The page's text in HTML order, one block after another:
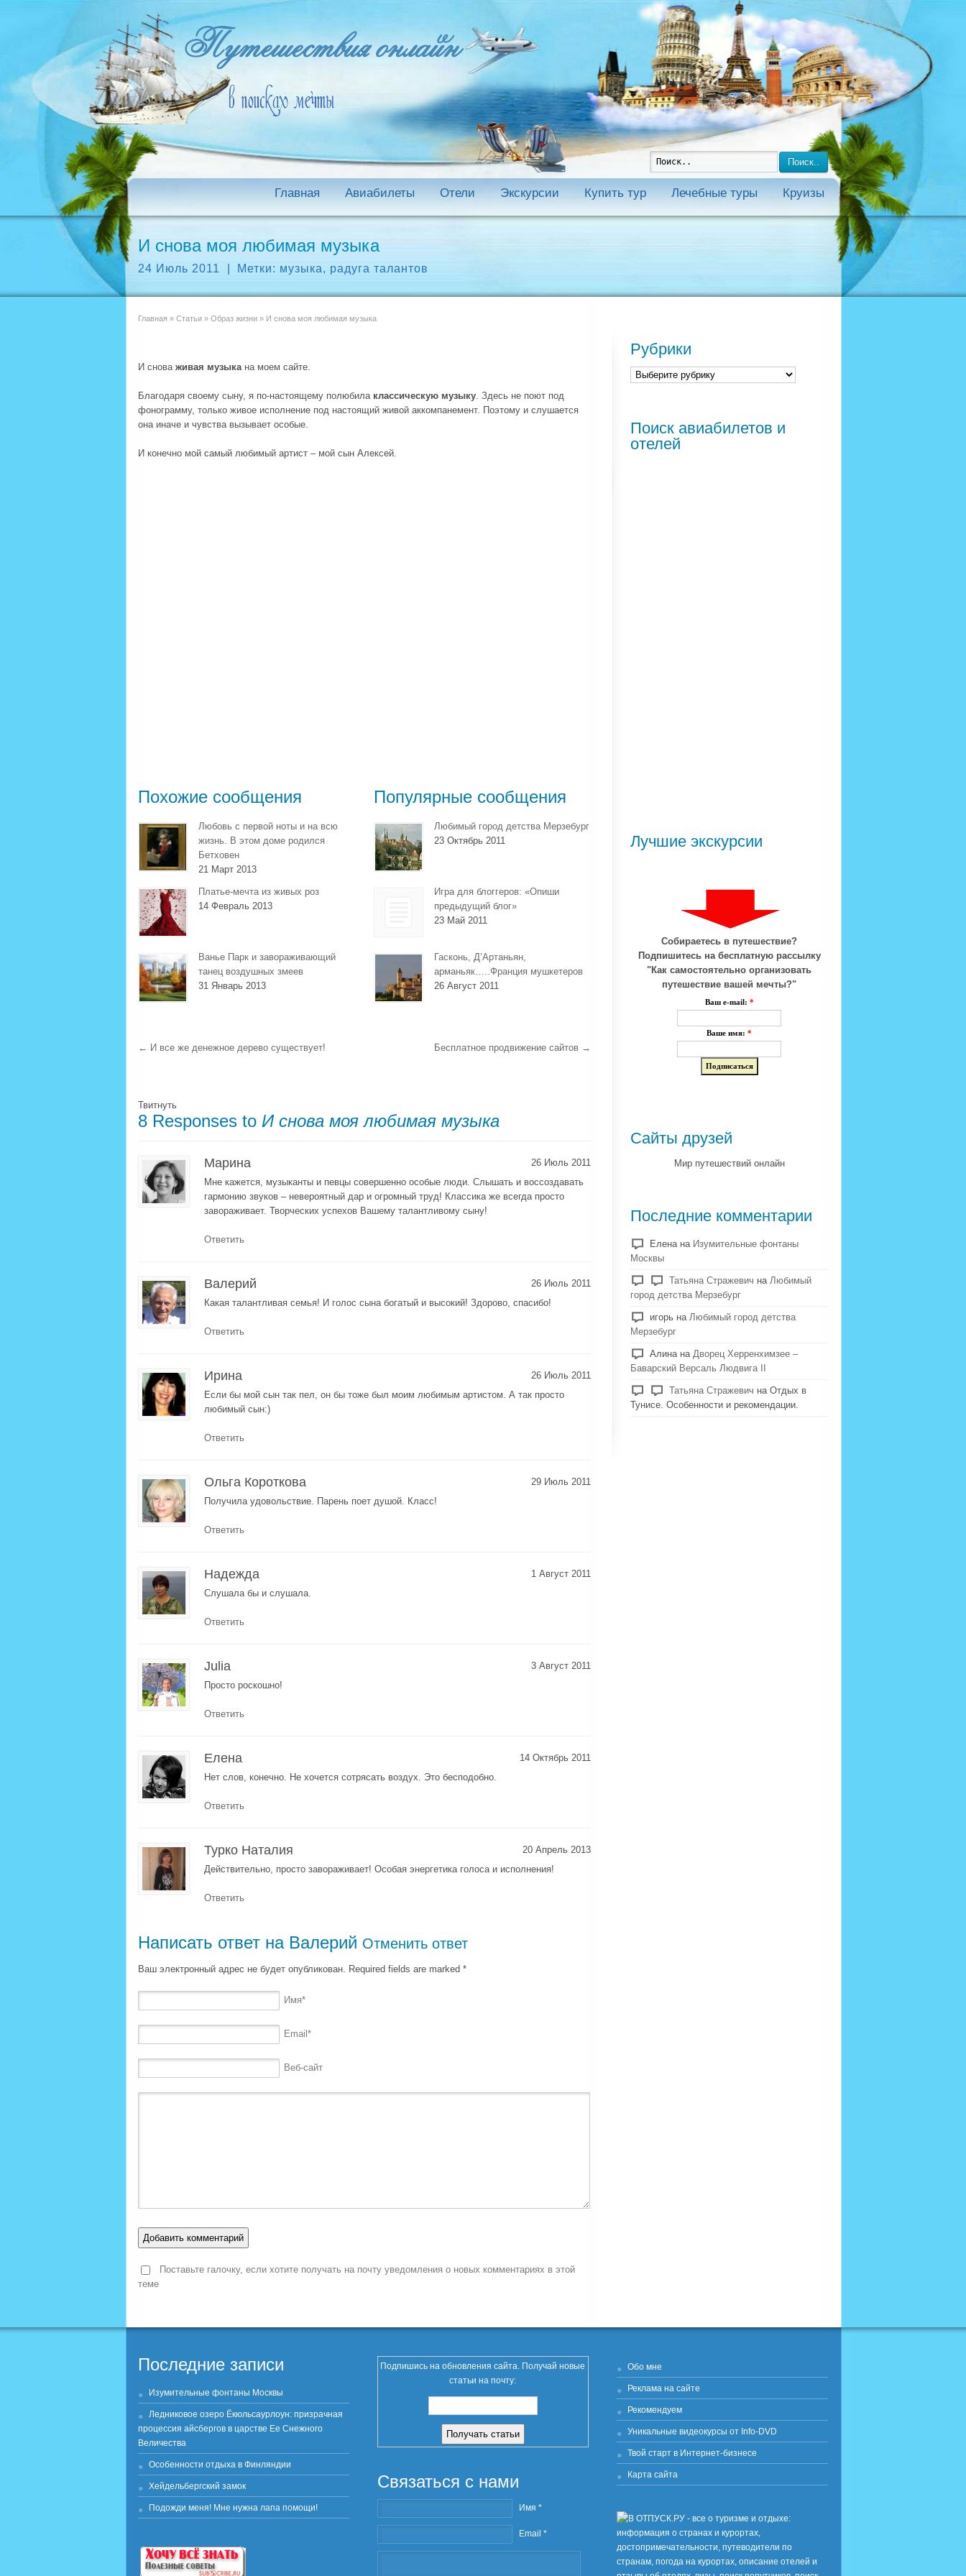
Поиск..
Главная Авиабилеты Отели Экскурсии Купить тур Лечебные туры Круизы
И снова моя любимая музыка
24 Июль 2011 Метки: музыка, радуга талантов
Главная » Статьи » Образ жизни » И снова моя любимая музыка
И снова живая музыкана моем сайте.
Благодаря своему сыну, я по-настоящему полюбила классическую музыку. Здесь не поют под
фонограмму, только живое исполнение под настоящий живой аккомпанемент. Поэтому и слушается
она иначе и чувства вызывает особые.
И конечно мой самый любимый артист – мой сын Алексей.
Похожие сообщения
Любовь с первой ноты и на всю
жизнь. В этом доме родился
Бетховен
21 Март 2013
Платье-мечта из живых роз
14 Февраль 2013
Ванье Парк и завораживающий
танец воздушных змеев
31 Январь 2013
Популярные сообщения
Любимый город детства Мерзебург
23 Октябрь 2011
Игра для блоггеров: «Опиши
предыдущий блог»
23 Май 2011
Гасконь, Д’Артаньян,
арманьяк…..Франция мушкетеров
26 Август 2011
← И все же денежное дерево существует! Бесплатное продвижение сайтов →
Твитнуть
8 Responses to И снова моя любимая музыка
Марина
26 Июль 2011
Мне кажется, музыканты и певцы совершенно особые люди. Слышать и воссоздавать
гармонию звуков – невероятный дар и огромный труд! Классика же всегда просто
завораживает. Творческих успехов Вашему талантливому сыну!
Ответить
Валерий
26 Июль 2011
Какая талантливая семья! И голос сына богатый и высокий! Здорово, спасибо!
Ответить
Ирина
26 Июль 2011
Если бы мой сын так пел, он бы тоже был моим любимым артистом. А так просто
любимый сын:)
Ответить
Ольга Короткова
29 Июль 2011
Получила удовольствие. Парень поет душой. Класс!
Ответить
Надежда
1 Август 2011
Слушала бы и слушала.
Ответить
Julia
3 Август 2011
Просто роскошно!
Ответить
Елена
14 Октябрь 2011
Нет слов, конечно. Не хочется сотрясать воздух. Это бесподобно.
Ответить
Турко Наталия
20 Апрель 2013
Действительно, просто завораживает! Особая энергетика голоса и исполнения!
Ответить
Написать ответ на Валерий Отменить ответ
Ваш электронный адрес не будет опубликован. Required fields are marked *
Имя*
Email *
Веб-сайт
Поставьте галочку, если хотите получать на почту уведомления о новых комментариях в этой
теме
Рубрики
Поиск авиабилетов и
отелей
Лучшие экскурсии
Собираетесь в путешествие?
Подпишитесь на бесплатную рассылку
"Как самостоятельно организовать
путешествие вашей мечты?"
Ваш e-mail: *
Ваше имя: *
Сайты друзей
Мир путешествий онлайн
Последние комментарии
Елена на Изумительные фонтаны
Москвы
Татьяна Стражевич на Любимый
город детства Мерзебург
игорь на Любимый город детства
Мерзебург
Алина на Дворец Херренхимзее –
Баварский Версаль Людвига II
Татьяна Стражевич на Отдых в
Тунисе. Особенности и рекомендации.
Последние записи
Изумительные фонтаны Москвы
Ледниковое озеро Ёкюльсаурлоун: призрачная
процессия айсбергов в царстве Ее Снежного
Величества
Особенности отдыха в Финляндии
Хейдельбергский замок
Подожди меня! Мне нужна лапа помощи!
Подпишись на обновления сайта. Получай новые
статьи на почту:
Связаться с нами
Имя *
Email *
Обо мне
Реклама на сайте
Рекомендуем
Уникальные видеокурсы от Info-DVD
Твой старт в Интернет-бизнесе
Карта сайта